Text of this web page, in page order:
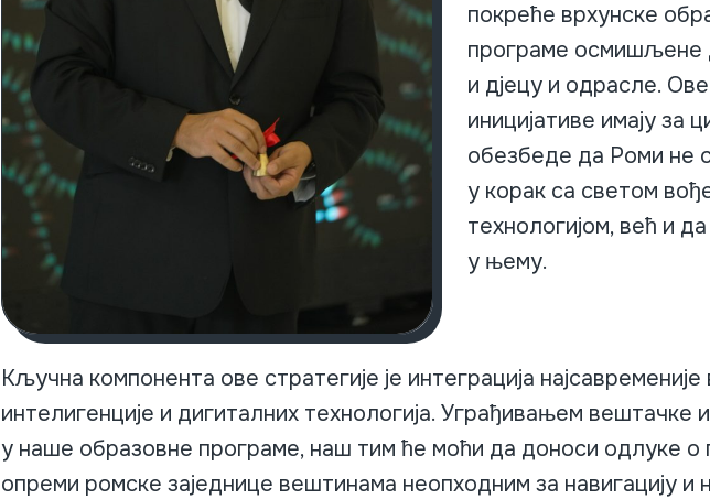
покреће врхунске
програме осмишљене
и дјецу и одрасле. Ове
иницијативе имају за
обезбеде да Роми не
у корак са светом
технологијом, већ и
у њему.
Кључна компонента ове стратегије је интеграција
интелигенције и дигиталних технологија. Уграђивањем вештачке
у наше образовне програме, наш тим ће моћи да доноси одлуке о
опреми ромске заједнице вештинама неопходним за навигацију